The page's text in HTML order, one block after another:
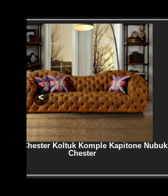
Chester Koltuk Komple Kapitone Nubuk
Chester